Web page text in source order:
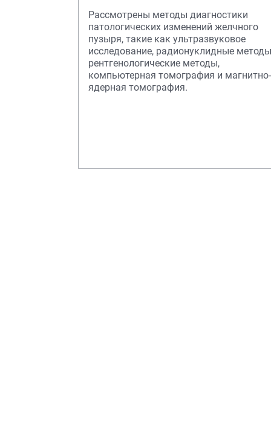
Рассмотрены методы диагностики
патологических изменений желчного
пузыря, такие как ультразвуковое
исследование, радионуклидные
рентгенологические методы,
компьютерная томография и магнитно-
ядерная томография.